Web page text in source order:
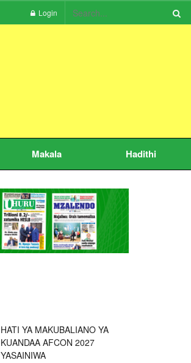
Login
Makala Hadithi
HATI YA MAKUBALIANO YA
KUANDAA AFCON 2027
YASAINIWA